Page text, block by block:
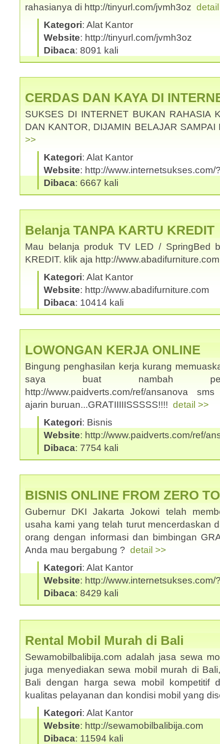
rahasianya di http://tinyurl.com/jvmh3oz
Kategori: Alat Kantor
Website: http://tinyurl.com/jvmh3oz
Dibaca: 8091 kali
CERDAS DAN KAYA DI
SUKSES DI INTERNET BUKAN RAHASIA
DAN KANTOR, DIJAMIN BELAJAR
>>
Kategori: Alat Kantor
Website: http://www.internetsukses.com/
Dibaca: 6667 kali
Belanja TANPA KARTU KREDIT
Mau belanja produk TV LED / SpringBed
KREDIT. klik aja http://
Kategori: Alat Kantor
Website: http://www.abadifurniture.com
Dibaca: 10414 kali
LOWONGAN KERJA ONLINE
Bingung penghasilan kerja kurang
saya buat nambah
http://www.paidverts.com/ref/ansanova
ajarin buruan...GRATIIIIISSSSS!!!! detail >>
Kategori: Bisnis
Website: http://www.paidverts.com/ref/
Dibaca: 7754 kali
BISNIS ONLINE FROM ZERO
Gubernur DKI Jakarta Jokowi telah
usaha kami yang telah turut mencerdaskan
orang dengan informasi dan bimbingan
Anda mau bergabung ? detail >>
Kategori: Alat Kantor
Website: http://www.internetsukses.com/
Dibaca: 8429 kali
Rental Mobil Murah di Bali
Sewamobilbalibija.com adalah jasa sewa
juga menyediakan sewa mobil murah di
Bali dengan harga sewa mobil kompetitif
kualitas pelayanan dan kondisi mobil yang
Kategori: Alat Kantor
Website: http://sewamobilbalibija.com
Dibaca: 11594 kali